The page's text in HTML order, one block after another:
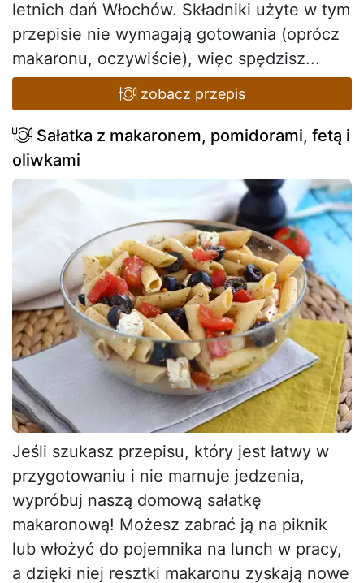
letnich dań Włochów. Składniki użyte w tym
przepisie nie wymagają gotowania (oprócz
makaronu, oczywiście), więc spędzisz...
zobacz przepis
Sałatka z makaronem, pomidorami, fetą i
oliwkami
Jeśli szukasz przepisu, który jest łatwy w
przygotowaniu i nie marnuje jedzenia,
wypróbuj naszą domową sałatkę
makaronową! Możesz zabrać ją na piknik
lub włożyć do pojemnika na lunch w pracy,
a dzięki niej resztki makaronu zyskają nowe